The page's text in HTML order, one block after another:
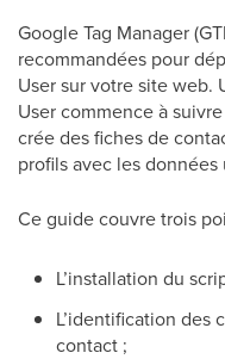
Google Tag Manager
recommandées pour
User sur votre site web.
User commence à
crée des fiches de
profils avec les
Ce guide couvre trois
L’installation du
L’identification des
contact ;